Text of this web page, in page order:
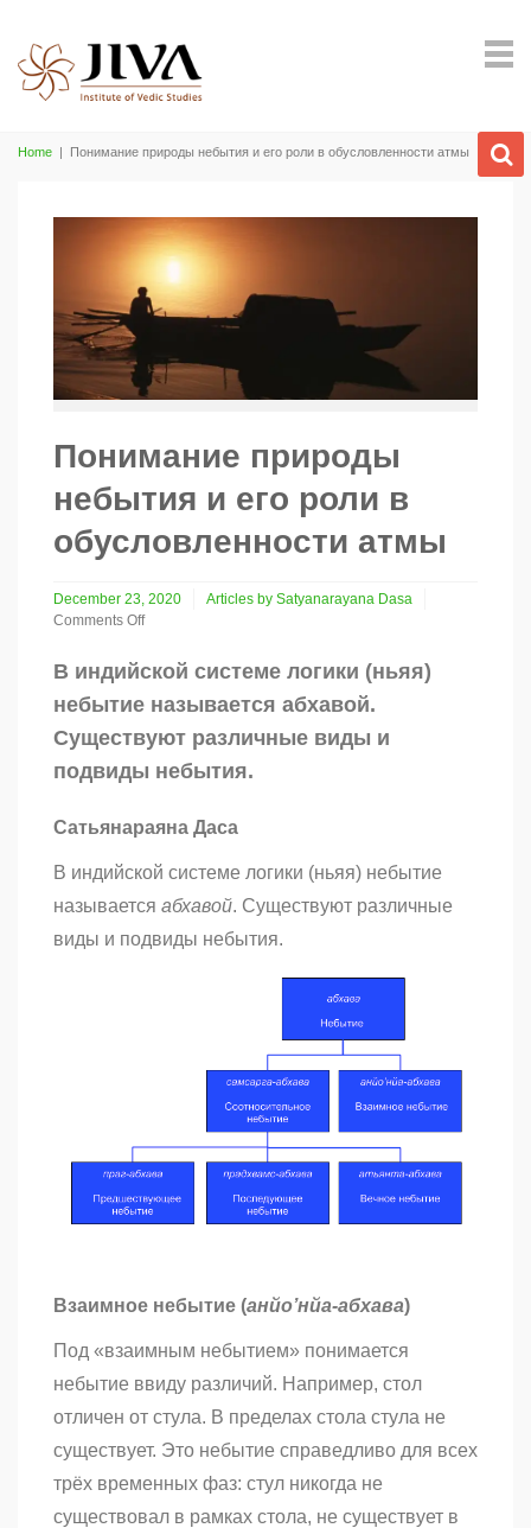
Home | Понимание природы небытия и его роли в обусловленности атмы
Понимание природы
небытия и его роли в
обусловленности атмы
December 23, 2020
Articles by Satyanarayana Dasa
Comments Off
Понимание
природы
небытия
его
роли
атмы
В индийской системе логики (ньяя)
небытие называется абхавой.
Существуют различные виды и
подвиды небытия.
Сатьянараяна Даса
В индийской системе логики (ньяя) небытие
называется абхавой. Существуют различные
виды и подвиды небытия.
Взаимное небытие (анйо’нйа-абхава)
Под «взаимным небытием» понимается
небытие ввиду различий. Например, стол
отличен от стула. В пределах стола стула не
существует. Это небытие справедливо для всех
трёх временных фаз: стул никогда не
существовал в рамках стола, не существует в